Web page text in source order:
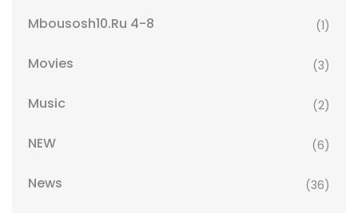
Mbousosh10.ru 4-8 (1)
Movies (3)
Music (2)
NEW (6)
News (36)